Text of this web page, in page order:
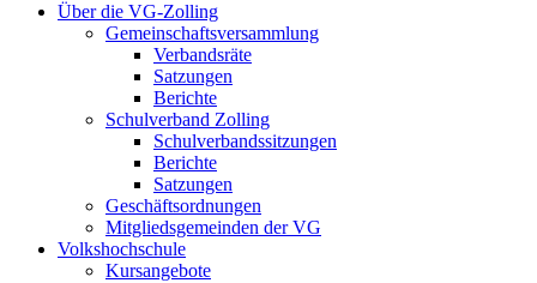
Über die VG-Zolling
Gemeinschaftsversammlung
Verbandsräte
Satzungen
Berichte
Schulverband Zolling
Schulverbandssitzungen
Berichte
Satzungen
Geschäftsordnungen
Mitgliedsgemeinden der VG
Volkshochschule
Kursangebote